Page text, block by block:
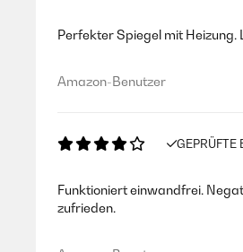
Perfekter Spiegel mit
Amazon-Benutzer
GEPRÜFTE
Funktioniert einwandfrei.
zufrieden.